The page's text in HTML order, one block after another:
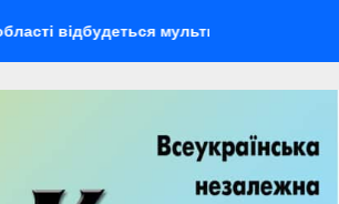
мультиспортивний табір ГАРТ